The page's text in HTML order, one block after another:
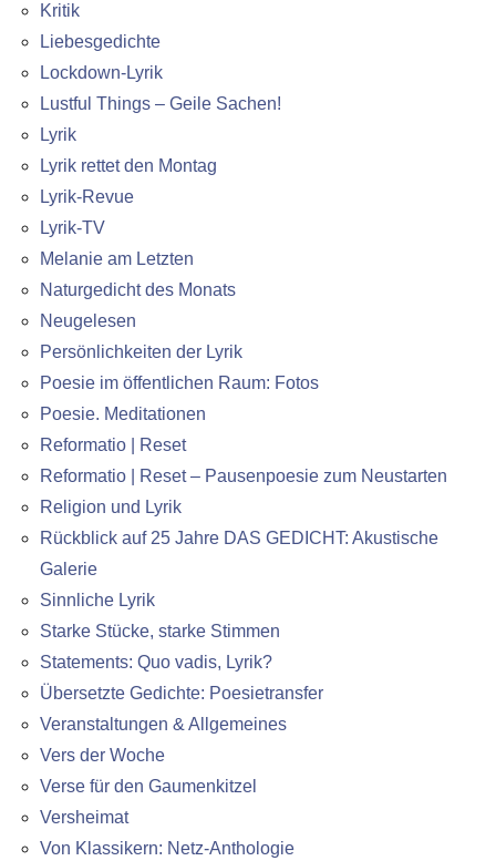
Kritik
Liebesgedichte
Lockdown-Lyrik
Lustful Things – Geile Sachen!
Lyrik
Lyrik rettet den Montag
Lyrik-Revue
Lyrik-TV
Melanie am Letzten
Naturgedicht des Monats
Neugelesen
Persönlichkeiten der Lyrik
Poesie im öffentlichen Raum: Fotos
Poesie. Meditationen
Reformatio | Reset
Reformatio | Reset – Pausenpoesie zum Neustarten
Religion und Lyrik
Rückblick auf 25 Jahre DAS GEDICHT: Akustische
Galerie
Sinnliche Lyrik
Starke Stücke, starke Stimmen
Statements: Quo vadis, Lyrik?
Übersetzte Gedichte: Poesietransfer
Veranstaltungen & Allgemeines
Vers der Woche
Verse für den Gaumenkitzel
Versheimat
Von Klassikern: Netz-Anthologie